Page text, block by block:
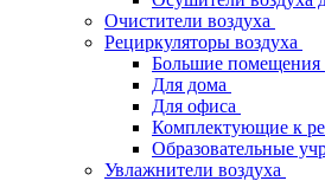
Очистители воздуха
Рециркуляторы воздуха
Большие помещения
Для дома
Для офиса
Комплектующие к
Образовательные
Увлажнители воздуха